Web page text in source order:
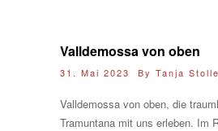
Valldemossa von oben
31. Mai 2023 By Tanja
Valldemossa von oben, die
Tramuntana mit uns erleben. Im